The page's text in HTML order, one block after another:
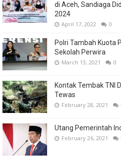
di Aceh, Sandiaga
2024
April 17, 2022 0
Polri Tambah Kuota
Sekolah Perwira
March 13, 2021 0
Kontak Tembak TNI
Tewas
February 28, 2021
Utang Pemerintah
February 26, 2021